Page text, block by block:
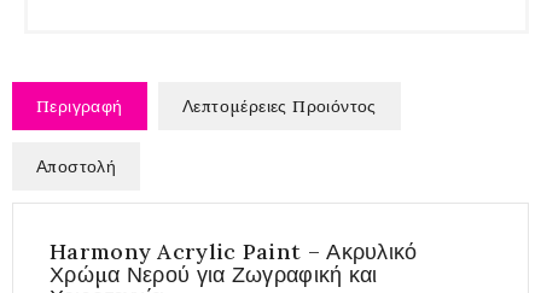
Περιγραφή Λεπτομέρειες Προιόντος
Αποστολή
Harmony Acrylic Paint – Ακρυλικό
Χρώμα Νερού για Ζωγραφική και